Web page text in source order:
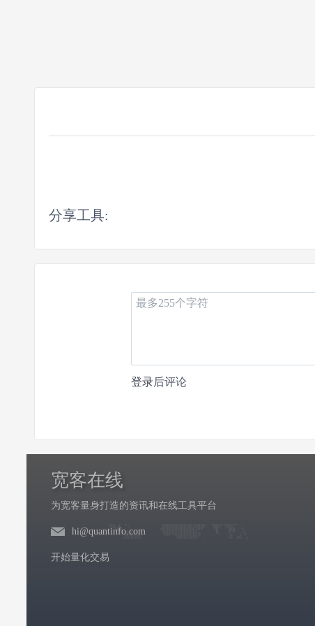
分享工具:
登录后评论
宽客在线
为宽客量身打造的资讯和在线工具平台
hi@quantinfo.com
开始量化交易